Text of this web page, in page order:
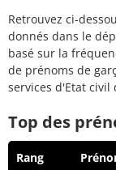
Retrouvez ci-
donnés dans le
basé sur la
de prénoms de
services d'Etat civil
Top des
Rang